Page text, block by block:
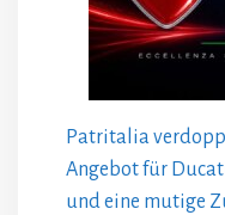
Patritalia
Angebot für
und eine mutige